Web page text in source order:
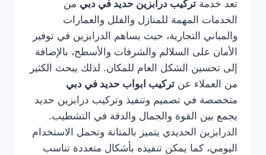
تعد خدمة تركيب درابزين حديد في دبي من
الخدمات المهمة للمنازل والفلل والعمارات
والمباني التجارية، حيث يساهم الدرابزين في توفير
الأمان على السلالم والشرفات والأسطح، بالإضافة
إلى تحسين الشكل العام للمكان. لذلك يبحث الكثير
من العملاء عن تركيب ابواب حديد في دبي
متخصصة في تصميم وتنفيذ وتركيب درابزين حديد
يجمع بين القوة والجمال والدقة في التشطيب.
الدرابزين الحديدي يتميز بالمتانة وتحمل الاستخدام
اليومي، كما يمكن تنفيذه بأشكال متعددة تناسب